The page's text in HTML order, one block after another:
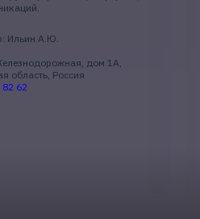
Ильин А.Ю.
дом 1А,
область, Россия
82 62